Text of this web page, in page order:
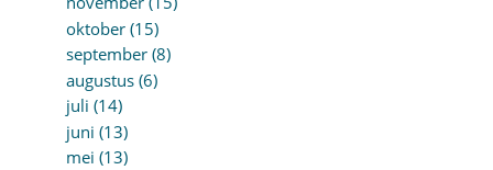
oktober (15)
september (8)
augustus (6)
juli (14)
juni (13)
mei (13)